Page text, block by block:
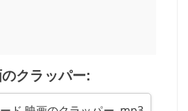
のクラッパー: